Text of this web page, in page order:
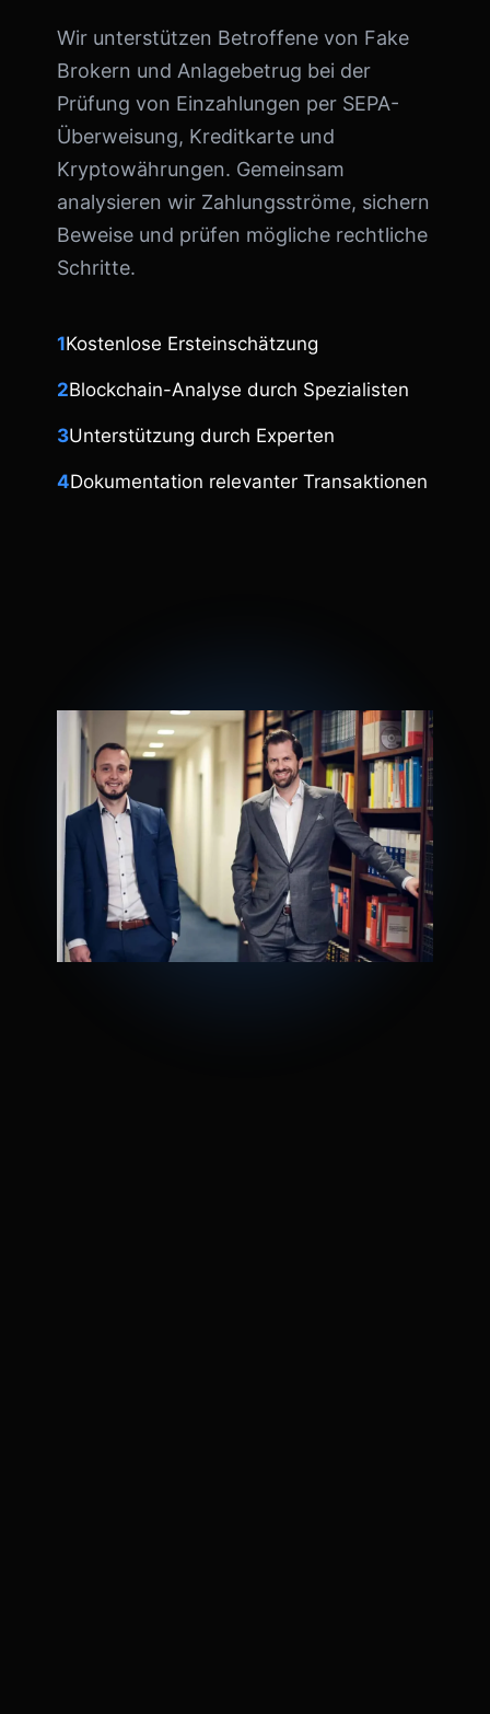
Wir unterstützen Betroffene von Fake
Brokern und Anlagebetrug bei der
Prüfung von Einzahlungen per SEPA-
Überweisung, Kreditkarte und
Kryptowährungen. Gemeinsam
analysieren wir Zahlungsströme, sichern
Beweise und prüfen mögliche rechtliche
Schritte.
1Kostenlose Ersteinschätzung
2Blockchain-Analyse durch Spezialisten
3Unterstützung durch Experten
4Dokumentation relevanter Transaktionen